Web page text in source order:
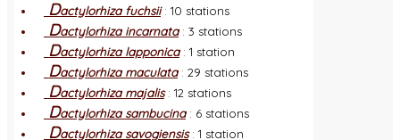
Dactylorhiza fuchsii: 10 stations
Dactylorhiza incarnata: 3 stations
Dactylorhiza lapponica: 1 station
Dactylorhiza maculata: 29 stations
Dactylorhiza majalis: 12 stations
Dactylorhiza sambucina: 6 stations
Dactylorhiza savogiensis: 1 station